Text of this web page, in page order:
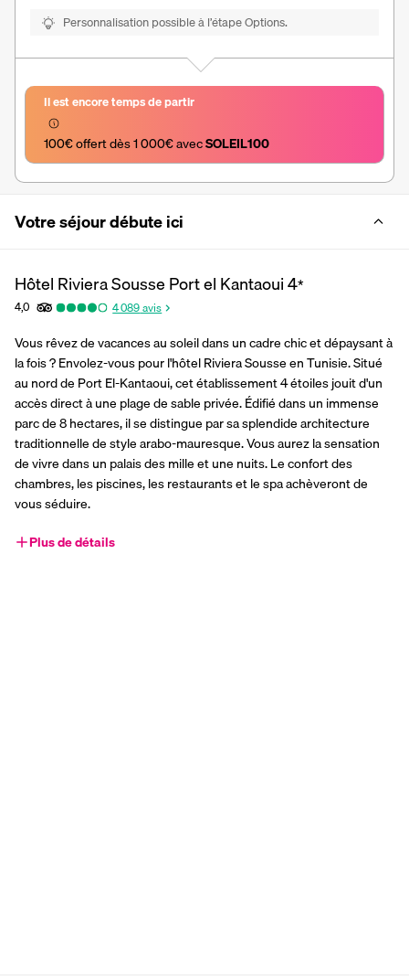
Personnalisation possible à l’étape Options.
Il est encore temps de partir
100€ offert dès 1 000€ avec SOLEIL100
Votre séjour débute ici
Hôtel Riviera Sousse Port el Kantaoui4*
4,0 4 089avis
Vous rêvez de vacances au soleil dans un cadre chic et dépaysant à
la fois ? Envolez-vous pour l'hôtel Riviera Sousse en Tunisie. Situé
au nord de Port El-Kantaoui, cet établissement 4 étoiles jouit d'un
accès direct à une plage de sable privée. Édifié dans un immense
parc de 8 hectares, il se distingue par sa splendide architecture
traditionnelle de style arabo-mauresque. Vous aurez la sensation
de vivre dans un palais des mille et une nuits. Le confort des
chambres, les piscines, les restaurants et le spa achèveront de
vous séduire.
Plus de détails